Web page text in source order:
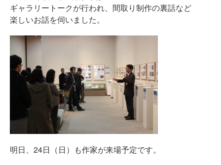
ギャラリートークが行われ、間取り制作の裏話など
楽しいお話を伺いました。
明日、24日（日）も作家が来場予定です。